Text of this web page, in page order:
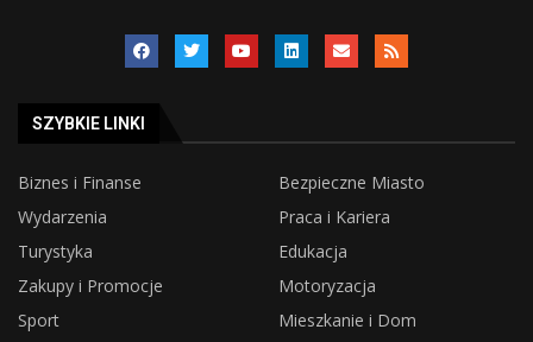
SZYBKIE LINKI
Biznes i Finanse
Bezpieczne Miasto
Wydarzenia
Praca i Kariera
Turystyka
Edukacja
Zakupy i Promocje
Motoryzacja
Sport
Mieszkanie i Dom